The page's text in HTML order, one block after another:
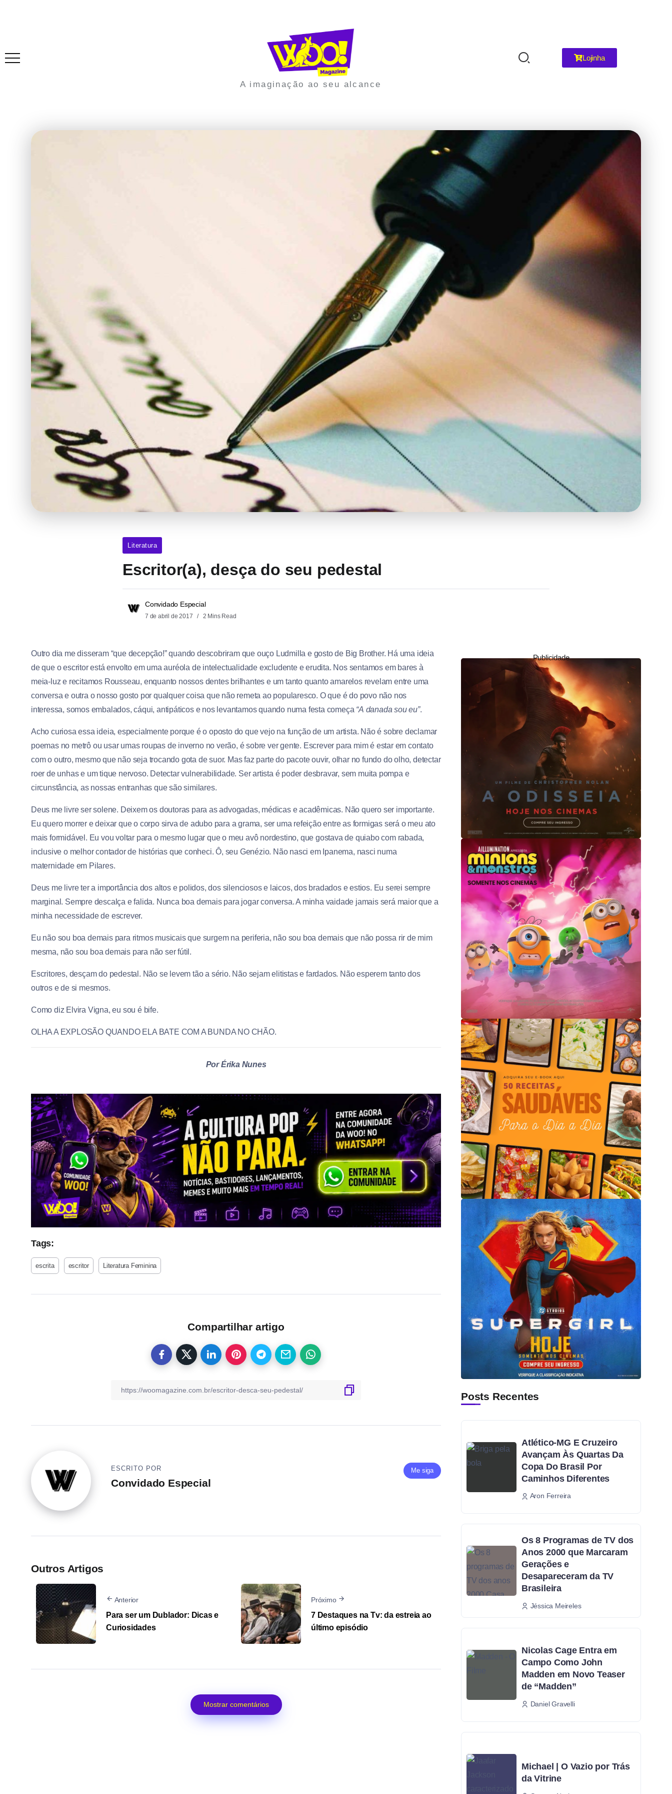
A imaginação ao seu alcance
Lojinha
Literatura
Escritor(a), desça do seu pedestal
Convidado Especial
7 de abril de 2017 2 Mins Read
Outro dia me disseram “que decepção!” quando descobriram que ouço Ludmilla e gosto de Big Brother. Há uma ideia
de que o escritor está envolto em uma auréola de intelectualidade excludente e erudita. Nos sentamos em bares à
meia-luz e recitamos Rousseau, enquanto nossos dentes brilhantes e um tanto quanto amarelos revelam entre uma
conversa e outra o nosso gosto por qualquer coisa que não remeta ao popularesco. O que é do povo não nos
interessa, somos embalados, cáqui, antipáticos e nos levantamos quando numa festa começa “A danada sou eu”.
Acho curiosa essa ideia, especialmente porque é o oposto do que vejo na função de um artista. Não é sobre declamar
poemas no metrô ou usar umas roupas de inverno no verão, é sobre ver gente. Escrever para mim é estar em contato
com o outro, mesmo que não seja trocando gota de suor. Mas faz parte do pacote ouvir, olhar no fundo do olho, detectar
roer de unhas e um tique nervoso. Detectar vulnerabilidade. Ser artista é poder desbravar, sem muita pompa e
circunstância, as nossas entranhas que são similares.
Deus me livre ser solene. Deixem os doutoras para as advogadas, médicas e acadêmicas. Não quero ser importante.
Eu quero morrer e deixar que o corpo sirva de adubo para a grama, ser uma refeição entre as formigas será o meu ato
mais formidável. Eu vou voltar para o mesmo lugar que o meu avô nordestino, que gostava de quiabo com rabada,
inclusive o melhor contador de histórias que conheci. Ô, seu Genézio. Não nasci em Ipanema, nasci numa
maternidade em Pilares.
Deus me livre ter a importância dos altos e polidos, dos silenciosos e laicos, dos bradados e estios. Eu serei sempre
marginal. Sempre descalça e falida. Nunca boa demais para jogar conversa. A minha vaidade jamais será maior que a
minha necessidade de escrever.
Eu não sou boa demais para ritmos musicais que surgem na periferia, não sou boa demais que não possa rir de mim
mesma, não sou boa demais para não ser fútil.
Escritores, desçam do pedestal. Não se levem tão a sério. Não sejam elitistas e fardados. Não esperem tanto dos
outros e de si mesmos.
Como diz Elvira Vigna, eu sou é bife.
OLHA A EXPLOSÃO QUANDO ELA BATE COM A BUNDA NO CHÃO.
Por Érika Nunes
Tags:
escrita escritor Literatura Feminina
Compartilhar artigo
Me siga
ESCRITO POR
Convidado Especial
Outros Artigos
Anterior
Para ser um Dublador: Dicas e
Curiosidades
Próximo
7 Destaques na Tv: da estreia ao
último episódio
Mostrar comentários
Publicidade
Posts Recentes
Atlético-MG E Cruzeiro
Avançam Às Quartas Da
Copa Do Brasil Por
Caminhos Diferentes
Aron Ferreira
Os 8 Programas de TV dos
Anos 2000 que Marcaram
Gerações e
Desapareceram da TV
Brasileira
Jéssica Meireles
Nicolas Cage Entra em
Campo Como John
Madden em Novo Teaser
de “Madden”
Daniel Gravelli
Michael | O Vazio por Trás
da Vitrine